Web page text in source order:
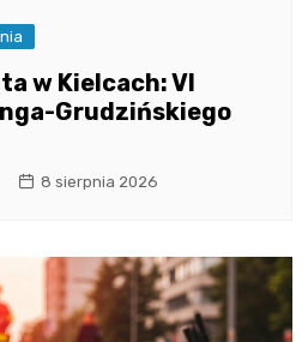
w Kielcach: VI
Grudzińskiego
8 sierpnia 2026